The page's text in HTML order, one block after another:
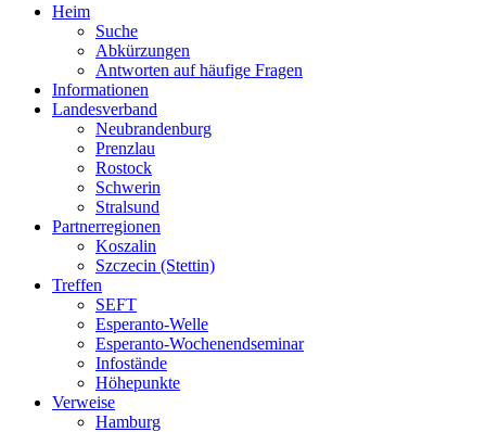
Heim
Suche
Abkürzungen
Antworten auf häufige Fragen
Informationen
Landesverband
Neubrandenburg
Prenzlau
Rostock
Schwerin
Stralsund
Partnerregionen
Koszalin
Szczecin (Stettin)
Treffen
SEFT
Esperanto-Welle
Esperanto-Wochenendseminar
Infostände
Höhepunkte
Verweise
Hamburg